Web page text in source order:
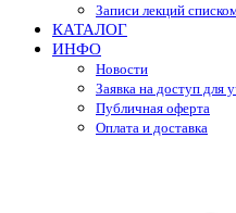
Записи лекций
КАТАЛОГ
ИНФО
Новости
Заявка на доступ для
Публичная оферта
Оплата и доставка